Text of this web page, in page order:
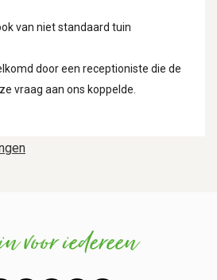
van niet standaard tuin
door een receptioniste die de
vraag aan ons koppelde.
voor iedereen